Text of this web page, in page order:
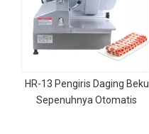
HR-13 Pengiris Daging Beku
Sepenuhnya Otomatis